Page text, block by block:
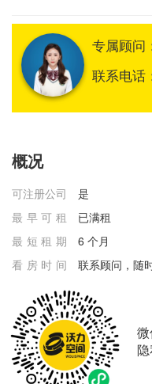
专属顾问
联系电话
概况
可注册公司
是
最早可租
已满租
最短租期
6 个月
看房时间
联系顾问，随